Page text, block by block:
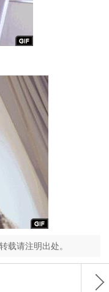
载请注明出处。